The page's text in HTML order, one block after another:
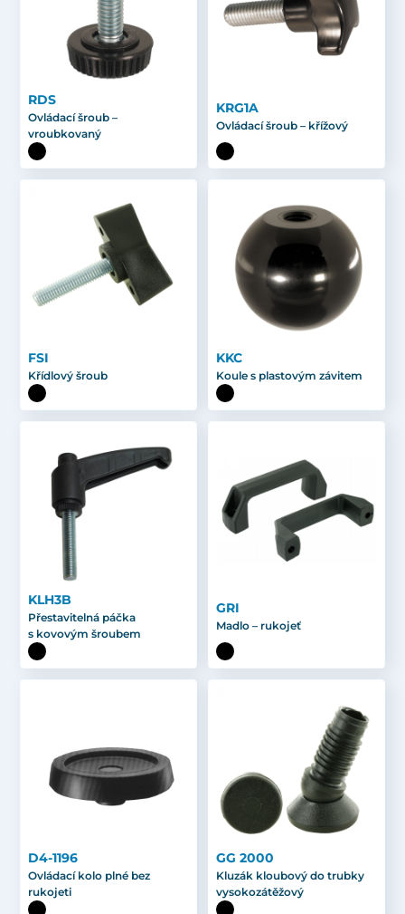
RDS
Ovládací šroub –
vroubkovaný
KRG1A
Ovládací šroub – křížový
FSI
Křídlový šroub
KKC
Koule s plastovým závitem
KLH3B
Přestavitelná páčka
s kovovým šroubem
GRI
Madlo – rukojeť
D4-1196
Ovládací kolo plné bez
rukojeti
GG 2000
Kluzák kloubový do trubky
vysokozátěžový